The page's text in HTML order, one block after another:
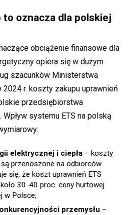
to oznacza dla polskiej
obciążenie finansowe dla
opiera się w dużym
szacunków Ministerstwa
r. koszty zakupu uprawnień
przedsiębiorstwa
Wpływ systemu ETS na polską
elektrycznej i ciepła – koszty
przenoszone na odbiorców
się, że koszt uprawnień ETS
30-40 proc. ceny hurtowej
w Polsce;
przemysłu –